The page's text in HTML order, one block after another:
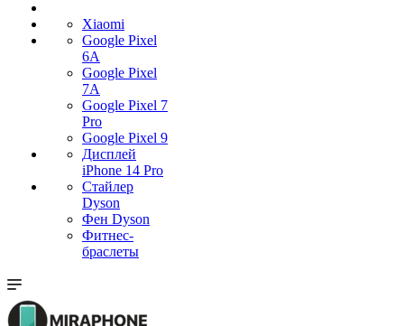
Xiaomi
Google Pixel
6A
Google Pixel
7А
Google Pixel 7
Pro
Google Pixel 9
Дисплей
iPhone 14 Pro
Стайлер
Dyson
Фен Dyson
Фитнес-
браслеты